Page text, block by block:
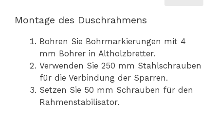
Montage des Duschrahmens
Bohren Sie Bohrmarkierungen mit 4
mm Bohrer in Altholzbretter.
Verwenden Sie 250 mm Stahlschrauben
für die Verbindung der Sparren.
Setzen Sie 50 mm Schrauben für den
Rahmenstabilisator.